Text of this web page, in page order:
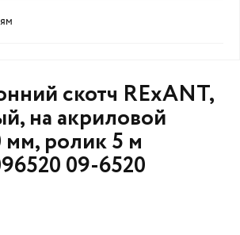
скотч RExANT,
на акриловой
мм, ролик 5 м
09-6520